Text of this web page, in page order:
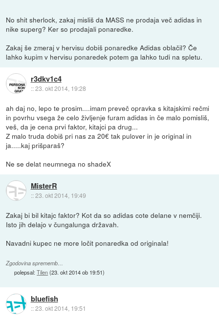
No shit sherlock, zakaj misliš da MASS ne prodaja več adidas in
nike superg? Ker so prodajali ponaredke.
Zakaj še zmeraj v hervisu dobiš ponaredke Adidas oblačil? Če
lahko kupim v hervisu ponaredek potem ga lahko tudi na spletu.
r3dkv1c4
::23. okt 2014, 19:28
ah daj no, lepo te prosim....imam preveč opravka s kitajskimi rečmi
in povrhu vsega že celo življenje furam adidas in če malo pomisliš,
veš, da je cena prvi faktor, kitajci pa drug...
Z malo truda dobiš pri nas za 20€ tak pulover in je original in
ja.....kaj prišparaš?
Ne se delat neumnega no shadeX
MisterR
::23. okt 2014, 19:49
Zakaj bi bil kitajc faktor? Kot da so adidas cote delane v nemčiji.
Isto jih delajo v čungalunga državah.
Navadni kupec ne more ločit ponaredka od originala!
Zgodovina sprememb…
polepsal:Tilen(23. okt 2014 ob 19:51)
bluefish
::23. okt 2014, 19:51